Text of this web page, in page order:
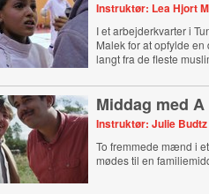
Instruktør: Lea Hjort
I et arbejderkvarter i
Malek for at opfylde
langt fra de fleste
Middag med A
Instruktør: Julie
To fremmede mænd i
mødes til en